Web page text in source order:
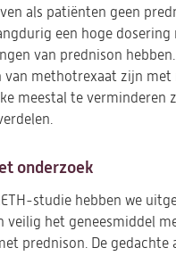
als patiënten geen
een hoge
van prednison
van methotrexaat zijn
meestal te verminderen
onderzoek
studie hebben we
veilig het geneesmiddel
prednison. De gedachte